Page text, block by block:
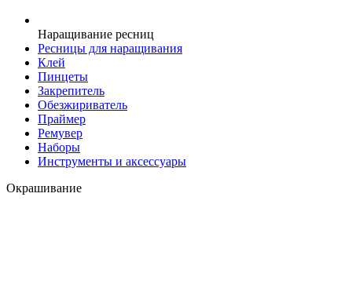
Наращивание ресниц
Ресницы для наращивания
Клей
Пинцеты
Закрепитель
Обезжириватель
Праймер
Ремувер
Наборы
Инструменты и аксессуары
Окрашивание